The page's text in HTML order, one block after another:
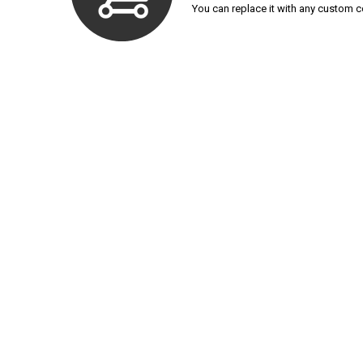
You can replace it with any custom